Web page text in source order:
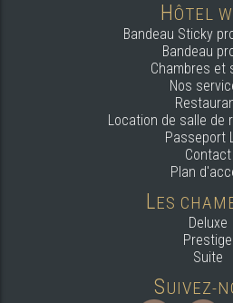
H ÔTEL
Bandeau Sticky
Bandeau
Chambres et
Nos
Location de salle de
Passeport
Contact
Plan
LES
Deluxe
Prestige
Suite
SUIVEZ-